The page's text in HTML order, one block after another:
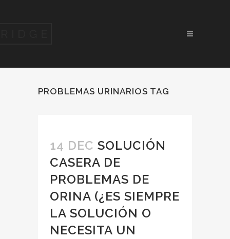
PROBLEMAS URINARIOS TAG
14 DEC SOLUCIÓN
CASERA DE
PROBLEMAS DE
ORINA (¿ES SIEMPRE
LA SOLUCIÓN O
NECESITA UN